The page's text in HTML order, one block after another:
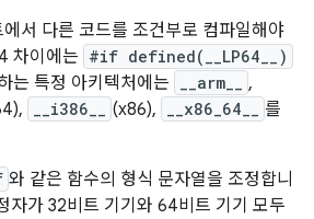
서 다른 코드를 조건부로 컴파일해야
차이에는 #if defined(__LP64__)
는 특정 아키텍처에는 __arm__ ,
__i386__ (x86), __x86_64__
를
와 같은 함수의 형식 문자열을 조정합니
자가 32비트 기기와 64비트 기기 모두